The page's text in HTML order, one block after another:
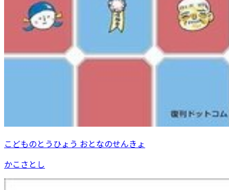
こどものとうひょう おとなのせんきょ
かこさとし